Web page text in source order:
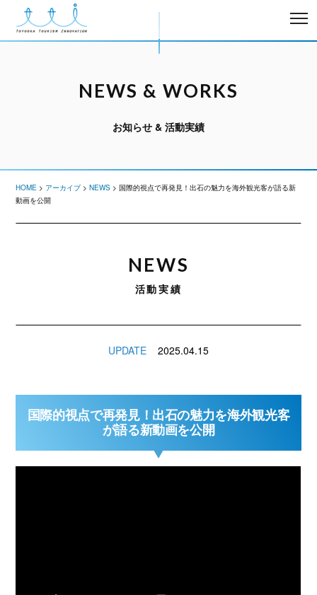
NEWS & WORKS
お知らせ & 活動実績
HOME > アーカイブ >NEWS >国際的視点で再発見！出石の魅力を海外観光客が語る新
動画を公開
NEWS
活動実績
UPDATE 2025.04.15
国際的視点で再発見！出石の魅力を海外観光客
が語る新動画を公開